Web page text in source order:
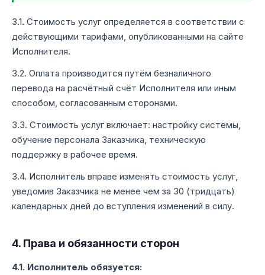
3.1. Стоимость услуг определяется в соответствии с
действующими тарифами, опубликованными на сайте
Исполнителя.
3.2. Оплата производится путём безналичного
перевода на расчётный счёт Исполнителя или иным
способом, согласованным сторонами.
3.3. Стоимость услуг включает: настройку системы,
обучение персонала Заказчика, техническую
поддержку в рабочее время.
3.4. Исполнитель вправе изменять стоимость услуг,
уведомив Заказчика не менее чем за 30 (тридцать)
календарных дней до вступления изменений в силу.
4. Права и обязанности сторон
4.1. Исполнитель обязуется: